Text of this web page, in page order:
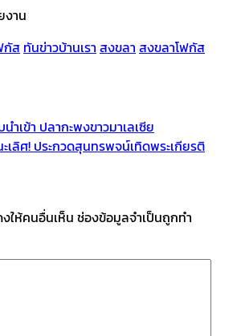
งาน
กัส ทันข่าวบ้านเรา สงขลา สงขลาโฟกัส
เข้า ปลากะพงขาวมาเลเซีย
เลิศ! ประกวดสุนทรพจน์เทิดพระเกียรติ
ให้คนอื่นเห็น ช่องข้อมูลจำเป็นถูกทำ